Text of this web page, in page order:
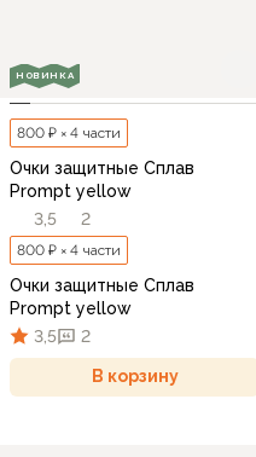
НОВИНКА
800 ₽ × 4 части
Очки защитные Сплав
Prompt yellow
3,5
2
800 ₽ × 4 части
Очки защитные Сплав
Prompt yellow
3,5
2
В корзину